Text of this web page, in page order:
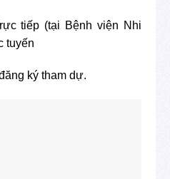
tiếp (tại Bệnh viện Nhi
tuyến
ký tham dự.